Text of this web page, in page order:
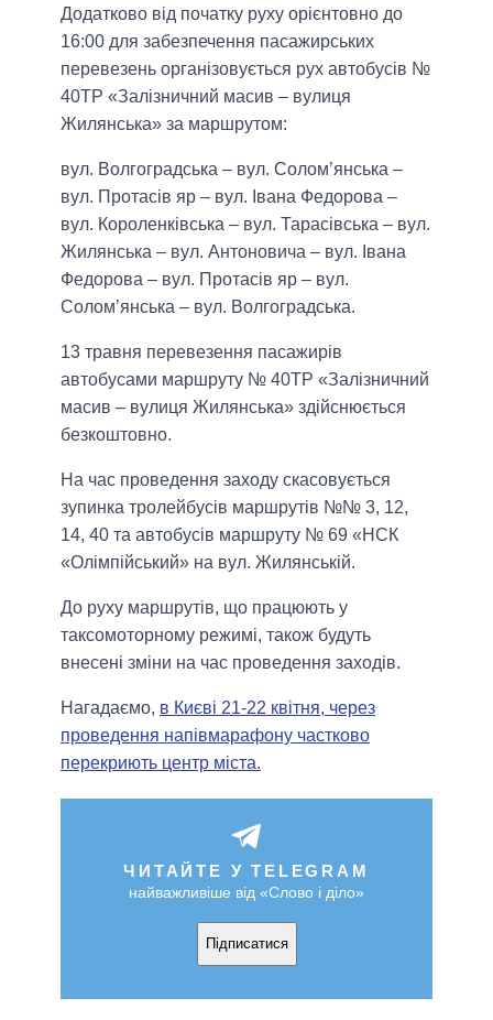
Додатково від початку руху орієнтовно до
16:00 для забезпечення пасажирських
перевезень організовується рух автобусів №
40ТР «Залізничний масив – вулиця
Жилянська» за маршрутом:
вул. Волгоградська – вул. Солом’янська –
вул. Протасів яр – вул. Івана Федорова –
вул. Короленківська – вул. Тарасівська – вул.
Жилянська – вул. Антоновича – вул. Івана
Федорова – вул. Протасів яр – вул.
Солом’янська – вул. Волгоградська.
13 травня перевезення пасажирів
автобусами маршруту № 40ТР «Залізничний
масив – вулиця Жилянська» здійснюється
безкоштовно.
На час проведення заходу скасовується
зупинка тролейбусів маршрутів №№ 3, 12,
14, 40 та автобусів маршруту № 69 «НСК
«Олімпійський» на вул. Жилянській.
До руху маршрутів, що працюють у
таксомоторному режимі, також будуть
внесені зміни на час проведення заходів.
Нагадаємо, в Києві 21-22 квітня, через
проведення напівмарафону частково
перекриють центр міста.
ЧИТАЙТЕ У TELEGRAM
найважливіше від «Слово і діло»
Підписатися